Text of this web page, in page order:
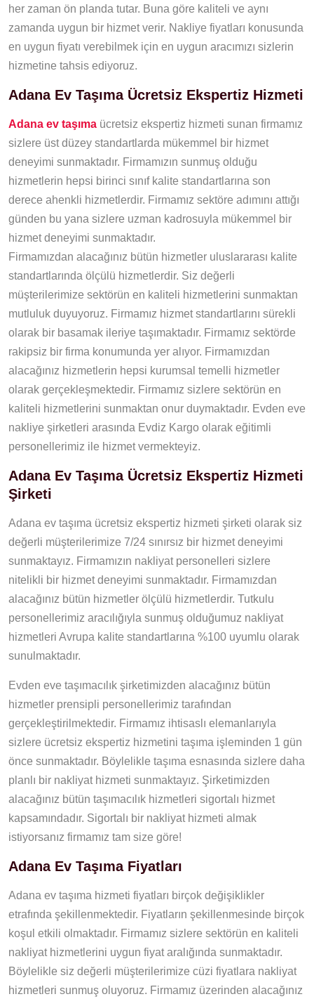
her zaman ön planda tutar. Buna göre kaliteli ve aynı
zamanda uygun bir hizmet verir. Nakliye fiyatları konusunda
en uygun fiyatı verebilmek için en uygun aracımızı sizlerin
hizmetine tahsis ediyoruz.
Adana Ev Taşıma Ücretsiz Ekspertiz Hizmeti
Adana ev taşıma ücretsiz ekspertiz hizmeti sunan firmamız
sizlere üst düzey standartlarda mükemmel bir hizmet
deneyimi sunmaktadır. Firmamızın sunmuş olduğu
hizmetlerin hepsi birinci sınıf kalite standartlarına son
derece ahenkli hizmetlerdir. Firmamız sektöre adımını attığı
günden bu yana sizlere uzman kadrosuyla mükemmel bir
hizmet deneyimi sunmaktadır.
Firmamızdan alacağınız bütün hizmetler uluslararası kalite
standartlarında ölçülü hizmetlerdir. Siz değerli
müşterilerimize sektörün en kaliteli hizmetlerini sunmaktan
mutluluk duyuyoruz. Firmamız hizmet standartlarını sürekli
olarak bir basamak ileriye taşımaktadır. Firmamız sektörde
rakipsiz bir firma konumunda yer alıyor. Firmamızdan
alacağınız hizmetlerin hepsi kurumsal temelli hizmetler
olarak gerçekleşmektedir. Firmamız sizlere sektörün en
kaliteli hizmetlerini sunmaktan onur duymaktadır. Evden eve
nakliye şirketleri arasında Evdiz Kargo olarak eğitimli
personellerimiz ile hizmet vermekteyiz.
Adana Ev Taşıma Ücretsiz Ekspertiz Hizmeti
Şirketi
Adana ev taşıma ücretsiz ekspertiz hizmeti şirketi olarak siz
değerli müşterilerimize 7/24 sınırsız bir hizmet deneyimi
sunmaktayız. Firmamızın nakliyat personelleri sizlere
nitelikli bir hizmet deneyimi sunmaktadır. Firmamızdan
alacağınız bütün hizmetler ölçülü hizmetlerdir. Tutkulu
personellerimiz aracılığıyla sunmuş olduğumuz nakliyat
hizmetleri Avrupa kalite standartlarına %100 uyumlu olarak
sunulmaktadır.
Evden eve taşımacılık şirketimizden alacağınız bütün
hizmetler prensipli personellerimiz tarafından
gerçekleştirilmektedir. Firmamız ihtisaslı elemanlarıyla
sizlere ücretsiz ekspertiz hizmetini taşıma işleminden 1 gün
önce sunmaktadır. Böylelikle taşıma esnasında sizlere daha
planlı bir nakliyat hizmeti sunmaktayız. Şirketimizden
alacağınız bütün taşımacılık hizmetleri sigortalı hizmet
kapsamındadır. Sigortalı bir nakliyat hizmeti almak
istiyorsanız firmamız tam size göre!
Adana Ev Taşıma Fiyatları
Adana ev taşıma hizmeti fiyatları birçok değişiklikler
etrafında şekillenmektedir. Fiyatların şekillenmesinde birçok
koşul etkili olmaktadır. Firmamız sizlere sektörün en kaliteli
nakliyat hizmetlerini uygun fiyat aralığında sunmaktadır.
Böylelikle siz değerli müşterilerimize cüzi fiyatlara nakliyat
hizmetleri sunmuş oluyoruz. Firmamız üzerinden alacağınız